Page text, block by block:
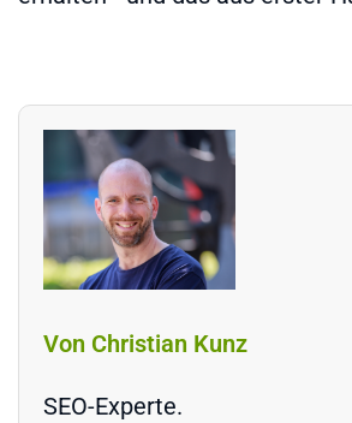
Von Christian Kunz
SEO-Experte.